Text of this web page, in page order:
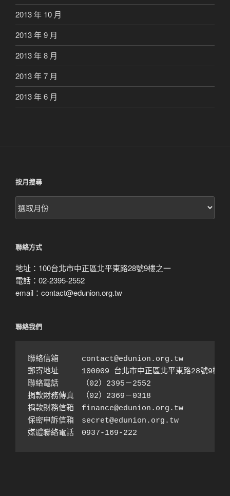
2013 年 10 月
2013 年 9 月
2013 年 8 月
2013 年 7 月
2013 年 6 月
按月搜尋
按
月
聯絡方式
地址：100台北市中正區北平東路28號9樓之一
電話：02-2395-2552
email：contact@edunion.org.tw
聯絡我們
聯絡信箱　　　contact@edunion.org.tw
郵寄地址　　　100009 台北市中正區北平東路28號9樓之
聯絡電話　　　（02）2395－2552
捐款財務傳真　（02）2369－0318
捐款財務信箱　finance@edunion.org.tw
保密申訴信箱　secret@edunion.org.tw
媒體聯絡電話　0937-169-222